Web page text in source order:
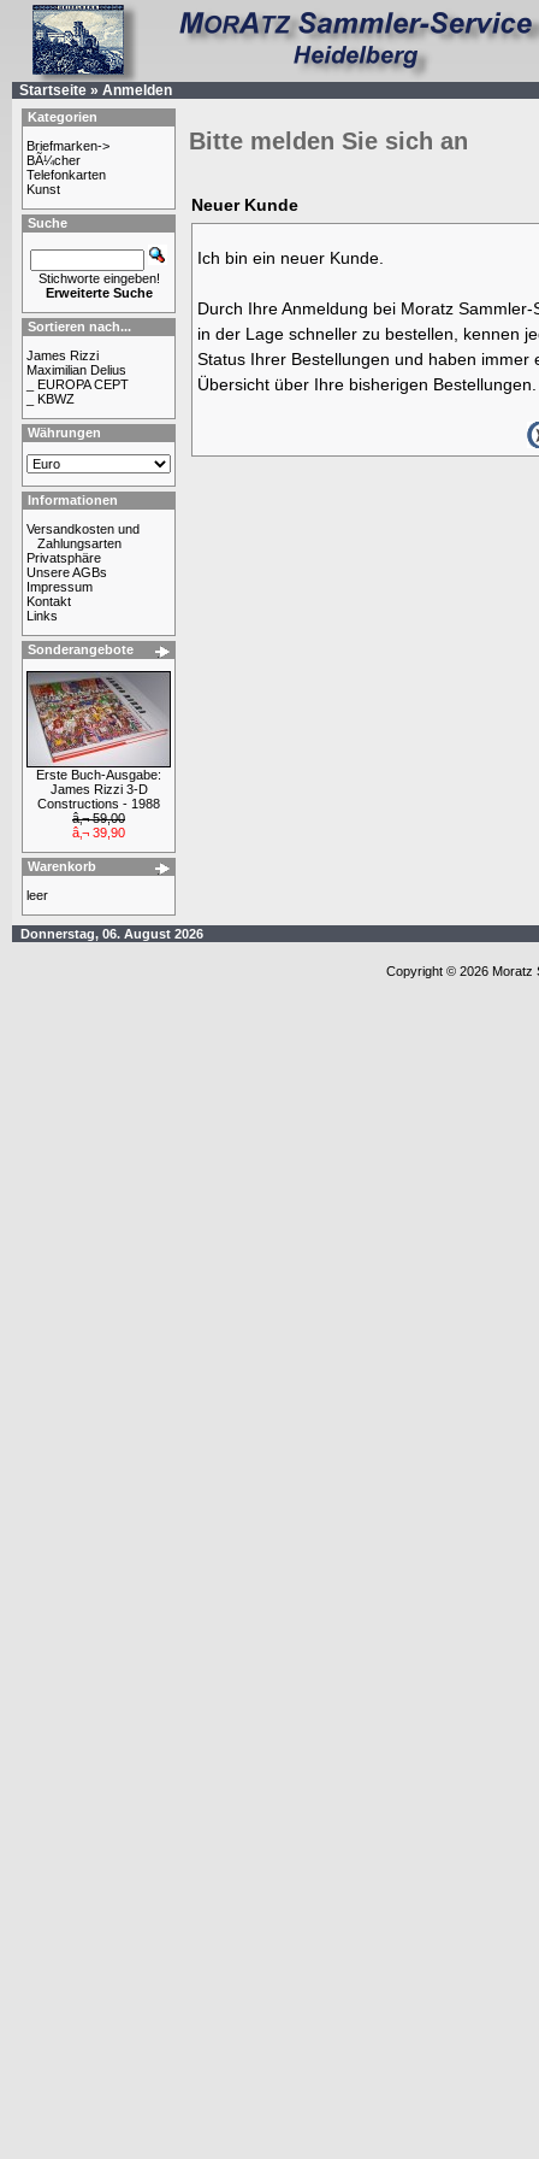
Startseite » Anmelden
Kategorien
Briefmarken->
BÃ¼cher
Telefonkarten
Kunst
Suche
Stichworte eingeben!
Erweiterte Suche
Sortieren nach...
James Rizzi
Maximilian Delius
_ EUROPA CEPT
_ KBWZ
Währungen
Informationen
Versandkosten und
Zahlungsarten
Privatsphäre
Unsere AGBs
Impressum
Kontakt
Links
Sonderangebote
Erste Buch-Ausgabe:
James Rizzi 3-D
Constructions - 1988
â‚¬ 59,00
â‚¬ 39,90
Warenkorb
leer
Bitte melden Sie sich an
Neuer Kunde
Ich bin ein neuer Kunde.
Durch Ihre Anmeldung bei Moratz Sammler-
in der Lage schneller zu bestellen, kennen
Status Ihrer Bestellungen und haben immer
Übersicht über Ihre bisherigen Bestellungen.
Donnerstag, 06. August 2026
Copyright © 2026 Moratz